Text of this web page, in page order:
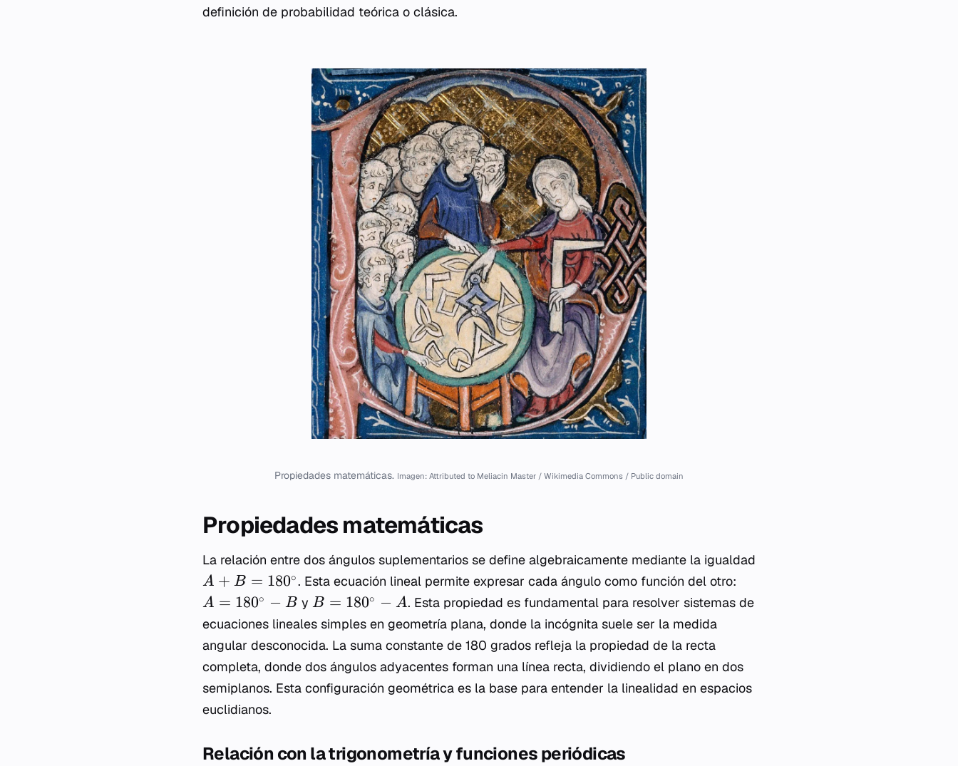
definición de probabilidad teórica o clásica.
Propiedades matemáticas. Imagen: Attributed to Meliacin Master / Wikimedia Commons / Public domain
Propiedades matemáticas
La relación entre dos ángulos suplementarios se define algebraicamente mediante la igualdad
A + B = 180∘. Esta ecuación lineal permite expresar cada ángulo como función del otro:
A = 180∘ − B y B = 180∘ − A. Esta propiedad es fundamental para resolver sistemas de
ecuaciones lineales simples en geometría plana, donde la incógnita suele ser la medida
angular desconocida. La suma constante de 180 grados refleja la propiedad de la recta
completa, donde dos ángulos adyacentes forman una línea recta, dividiendo el plano en dos
semiplanos. Esta configuración geométrica es la base para entender la linealidad en espacios
euclidianos.
Relación con la trigonometría y funciones periódicas